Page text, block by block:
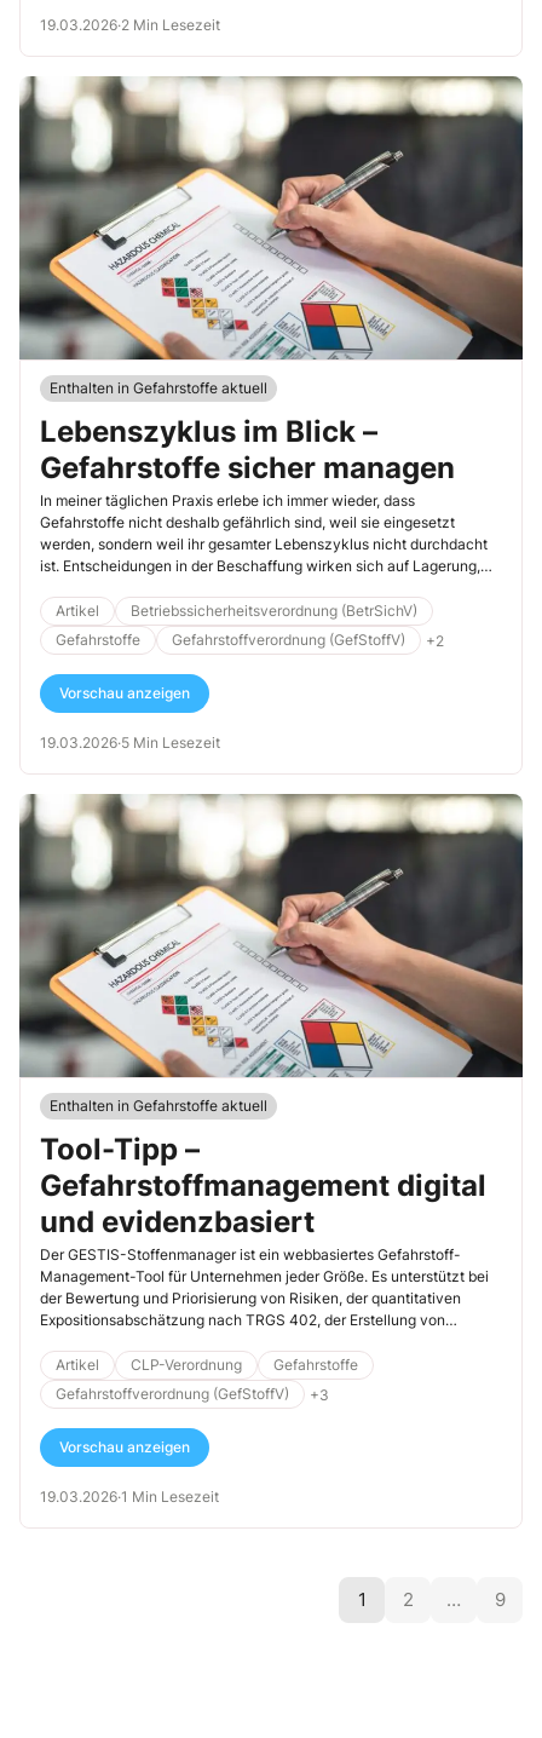
19.03.2026·2 Min Lesezeit
Enthalten in Gefahrstoffe aktuell
Lebenszyklus im Blick –
Gefahrstoffe sicher managen
In meiner täglichen Praxis erlebe ich immer wieder, dass
Gefahrstoffe nicht deshalb gefährlich sind, weil sie eingesetzt
werden, sondern weil ihr gesamter Lebenszyklus nicht durchdacht
ist. Entscheidungen in der Beschaffung wirken sich auf Lagerung,
aber dann mit gravierenden Folgen. Mit dem folgenden Arbeitsblatt
möchte ich Sie unterstützen, Gefahrstoffe systematisch,
nachvollziehbar und rechtssicher zu managen. Schritt für Schritt,
entlang des gesamten Lebenszyklus und mit einem klaren Fokus auf
Verantwortung und Wirksamkeit.
Artikel
Betriebssicherheitsverordnung (BetrSichV)
Gefahrstoffe
Gefahrstoffverordnung (GefStoffV) +2
Vorschau anzeigen
19.03.2026·5 Min Lesezeit
Enthalten in Gefahrstoffe aktuell
Tool-Tipp –
Gefahrstoffmanagement digital
und evidenzbasiert
Der GESTIS-Stoffenmanager ist ein webbasiertes Gefahrstoff-
Management-Tool für Unternehmen jeder Größe. Es unterstützt bei
der Bewertung und Priorisierung von Risiken, der quantitativen
Expositionsabschätzung nach TRGS 402, der Erstellung von
Gefahrstoffverzeichnisses.
Artikel CLP-Verordnung
Gefahrstoffe
Gefahrstoffverordnung (GefStoffV)
+3
Vorschau anzeigen
19.03.2026·1 Min Lesezeit
1 2 … 9